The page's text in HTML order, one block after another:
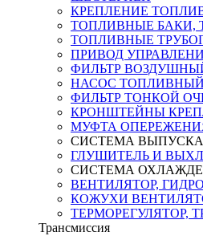
КРЕПЛЕНИЕ
ТОПЛИВНЫЕ БАКИ,
ТОПЛИВНЫЕ
ПРИВОД
ФИЛЬТР
НАСОС
ФИЛЬТР ТОНКОЙ
КРОНШТЕЙНЫ
МУФТА
СИСТЕМА
ГЛУШИТЕЛЬ И
СИСТЕМА
ВЕНТИЛЯТОР,
КОЖУХИ
ТЕРМОРЕГУЛЯТОР,
Трансмиссия